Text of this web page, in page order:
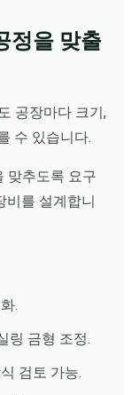
정을 맞출
공장마다 크기,
수 있습니다.
맞추도록 요구
비를 설계합니
.
링 금형 조정.
검토 가능.